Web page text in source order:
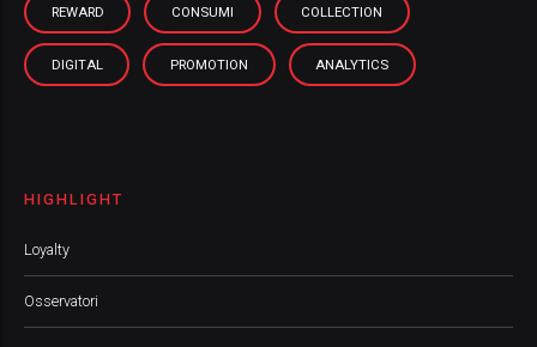
REWARD CONSUMI COLLECTION
DIGITAL PROMOTION ANALYTICS
HIGHLIGHT
Loyalty
Osservatori